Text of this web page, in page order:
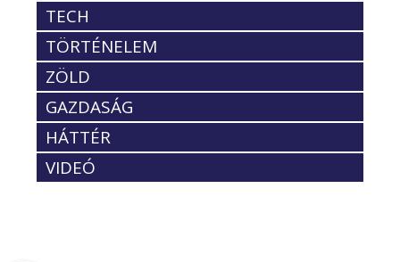
TECH
TÖRTÉNELEM
ZÖLD
GAZDASÁG
HÁTTÉR
VIDEÓ